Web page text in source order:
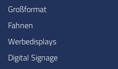
Großformat
Fahnen
Werbedisplays
Digital Signage